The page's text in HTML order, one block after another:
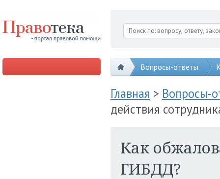
Вопросы-ответы
Главная > Вопросы-
действия
Как
ГИБДД?